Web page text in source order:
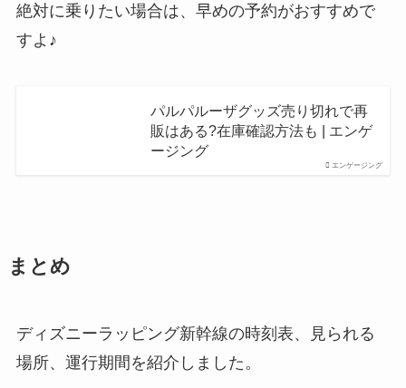
絶対に乗りたい場合は、早めの予約がおすすめで
すよ♪
エンゲージング
パルパルーザグッズ売り切れで再
販はある?在庫確認方法も | エンゲ
ージング
まとめ
ディズニーラッピング新幹線の時刻表、見られる
場所、運行期間を紹介しました。